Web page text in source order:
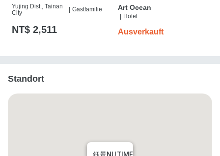
Yujing Dist., Tainan
City
Gastfamilie
NT$ 2,511
Art Ocean
| Hotel
Ausverkauft
Standort
鈺景NU TIME